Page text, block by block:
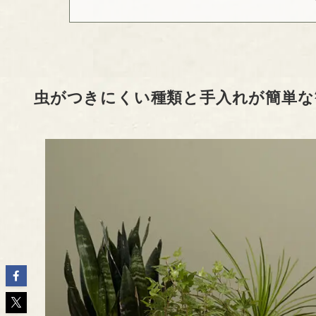
虫がつきにくい種類と手入れが簡単